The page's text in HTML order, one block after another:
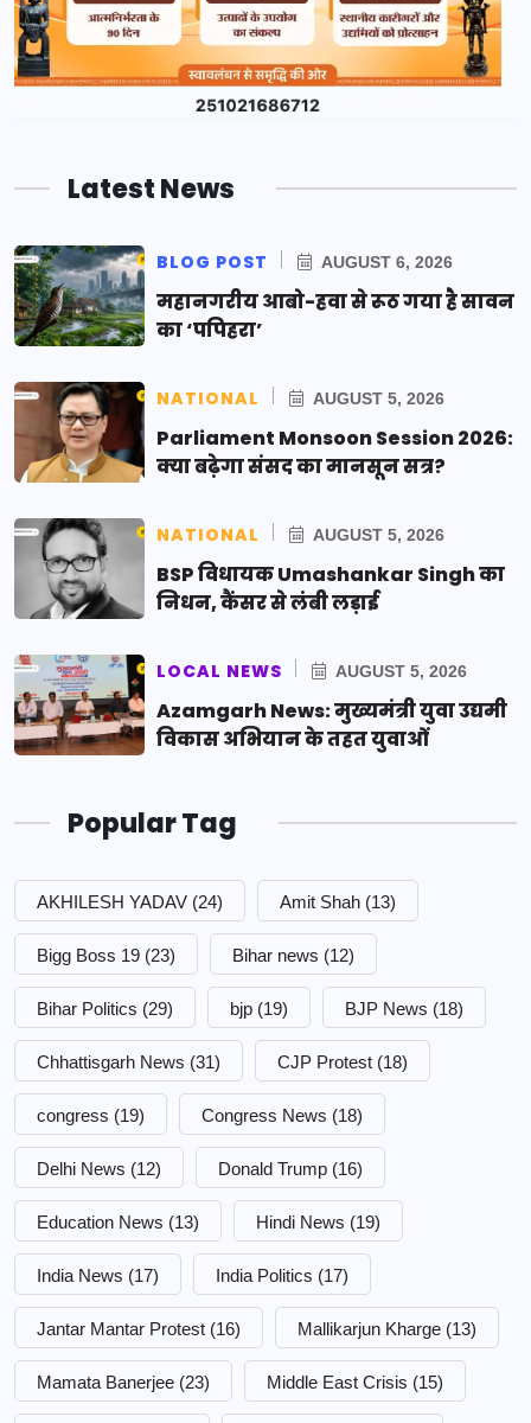
Latest News
BLOG POST AUGUST 6, 2026
महानगरीय आबो-हवा से रूठ गया है सावन
का ‘पपिहरा’
NATIONAL AUGUST 5, 2026
Parliament Monsoon Session 2026:
क्या बढ़ेगा संसद का मानसून सत्र?
NATIONAL AUGUST 5, 2026
BSP विधायक Umashankar Singh का
निधन, कैंसर से लंबी लड़ाई
LOCAL NEWS AUGUST 5, 2026
Azamgarh News: मुख्यमंत्री युवा उद्यमी
विकास अभियान के तहत युवाओं
Popular Tag
AKHILESH YADAV (24) Amit Shah (13)
Bigg Boss 19 (23) Bihar news (12)
Bihar Politics (29) bjp (19) BJP News (18)
Chhattisgarh News (31) CJP Protest (18)
congress (19) Congress News (18)
Delhi News (12) Donald Trump (16)
Education News (13) Hindi News (19)
India News (17) India Politics (17)
Jantar Mantar Protest (16) Mallikarjun Kharge (13)
Mamata Banerjee (23) Middle East Crisis (15)